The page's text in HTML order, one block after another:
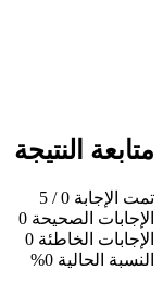
متابعة النتيجة
تمت الإجابة 0
/ 5
الإجابات الصحيحة 0
الإجابات الخاطئة 0
النسبة الحالية 0%